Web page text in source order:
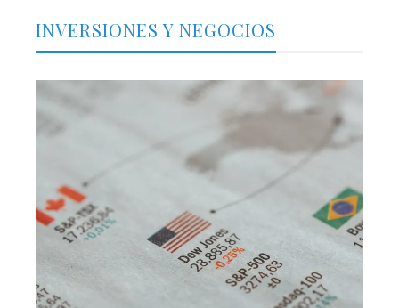
INVERSIONES Y NEGOCIOS